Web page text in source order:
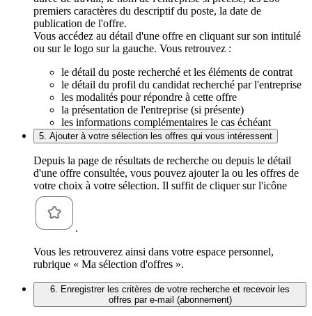
premiers caractères du descriptif du poste, la date de
publication de l'offre.
Vous accédez au détail d'une offre en cliquant sur son intitulé
ou sur le logo sur la gauche. Vous retrouvez :
le détail du poste recherché et les éléments de contrat
le détail du profil du candidat recherché par l'entreprise
les modalités pour répondre à cette offre
la présentation de l'entreprise (si présente)
les informations complémentaires le cas échéant
5. Ajouter à votre sélection les offres qui vous intéressent
Depuis la page de résultats de recherche ou depuis le détail
d'une offre consultée, vous pouvez ajouter la ou les offres de
votre choix à votre sélection. Il suffit de cliquer sur l'icône
.
Vous les retrouverez ainsi dans votre espace personnel,
rubrique « Ma sélection d'offres ».
6. Enregistrer les critères de votre recherche et recevoir les
offres par e-mail (abonnement)